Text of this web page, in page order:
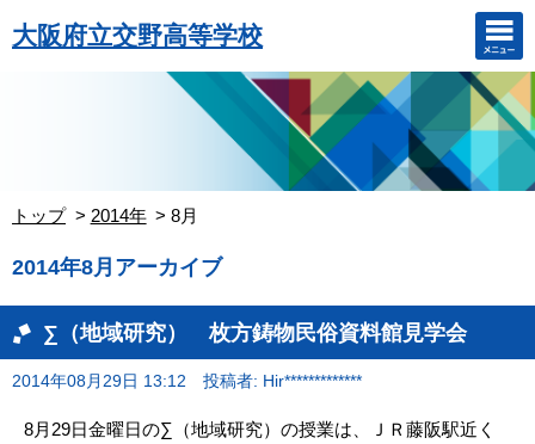
大阪府立交野高等学校
トップ 2014年 8月
2014年8月アーカイブ
∑（地域研究） 枚方鋳物民俗資料館見学会
2014年08月29日 13:12 投稿者: Hir*************
8月29日金曜日の∑（地域研究）の授業は、ＪＲ藤阪駅近く